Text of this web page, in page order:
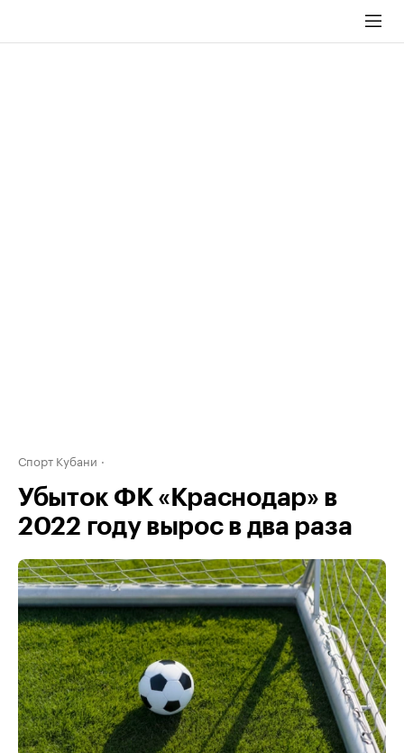
Спорт Кубани
Убыток ФК «Краснодар» в
2022 году вырос в два раза